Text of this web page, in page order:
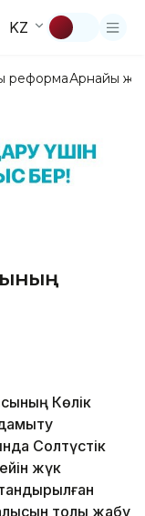
KZ
реформаАрнайы
Көлік
Солтүстік
жүк
толық жабу